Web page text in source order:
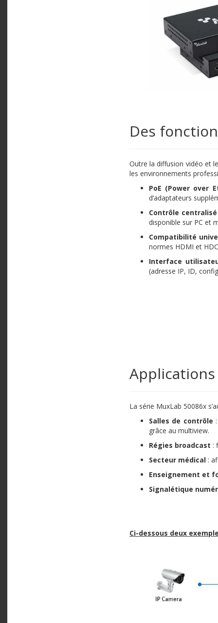
Des
Outre la diffusion vidéo et
les environnements
PoE (Power over
d’adaptateurs
Contrôle centralisé
disponible sur PC et
Compatibilité
normes HDMI et
Interface
(adresse IP, ID,
La série MuxLab 50086x
Salles de contrôle
grâce au multiview.
Régies broadcast :
Secteur médical :
Enseignement et
Signalétique
Ci-dessous deux